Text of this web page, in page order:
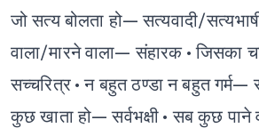
जो सत्य बोलता हो— सत्यवादी/
वाला/मारने वाला— संहारक • जिसका
सच्चरित्र • न बहुत ठण्डा न बहुत गर्म—
कुछ खाता हो— सर्वभक्षी • सब कुछ पाने